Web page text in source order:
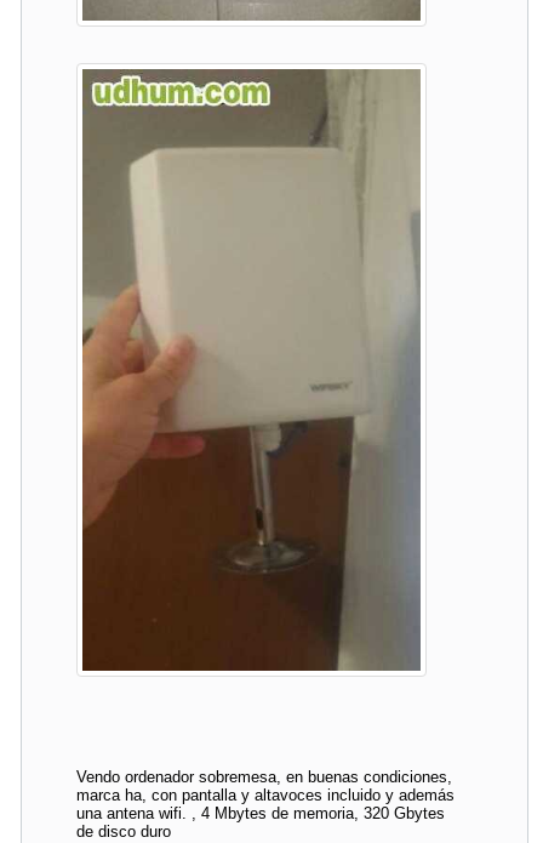
Vendo ordenador sobremesa, en buenas condiciones,
marca ha, con pantalla y altavoces incluido y además
una antena wifi. , 4 Mbytes de memoria, 320 Gbytes
de disco duro